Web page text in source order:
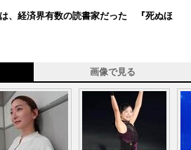
、経済界有数の読書家だった 『死ぬほ
画像で見る